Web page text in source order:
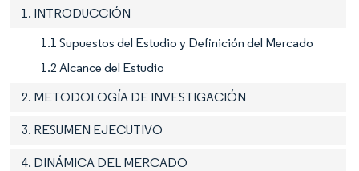
1. INTRODUCCIÓN
1.1 Supuestos del Estudio y Definición del Mercado
1.2 Alcance del Estudio
2. METODOLOGÍA DE INVESTIGACIÓN
3. RESUMEN EJECUTIVO
4. DINÁMICA DEL MERCADO